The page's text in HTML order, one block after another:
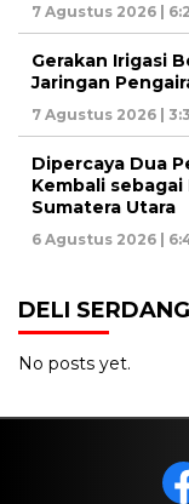
7 Agustus 2026 |
Gerakan Irigasi
Jaringan
7 Agustus 2026 |
Dipercaya Dua
Kembali sebagai
Sumatera Utara
6 Agustus 2026 |
DELI SERDANG
No posts yet.